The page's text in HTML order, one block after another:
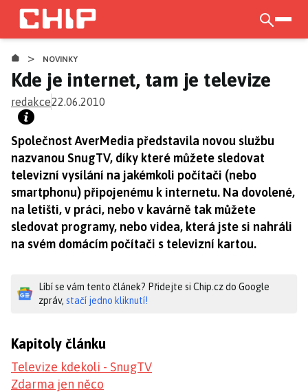
Přejít
hlavnímu
obsahu
> NOVINKY
Kde je internet, tam je televize
redakce22.06.2010
Společnost AverMedia představila novou službu
nazvanou SnugTV, díky které můžete sledovat
televizní vysílání na jakémkoli počítači (nebo
smartphonu) připojenému k internetu. Na dovolené,
na letišti, v práci, nebo v kavárně tak můžete
sledovat programy, nebo videa, která jste si nahráli
na svém domácím počítači s televizní kartou.
Líbí se vám tento článek? Přidejte si Chip.cz do Google
zpráv, stačí jedno kliknutí!
Kapitoly článku
Televize kdekoli - SnugTV
Zdarma jen něco